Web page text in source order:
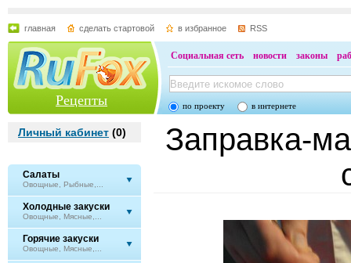
главная сделать стартовой в избранное RSS
Рецепты
Социальная сеть новости законы
по проекту в интернете
Личный кабинет (0)
Салаты
Овощные, Рыбные,...
Холодные закуски
Овощные, Мясные,...
Горячие закуски
Овощные, Мясные,...
Заправка-